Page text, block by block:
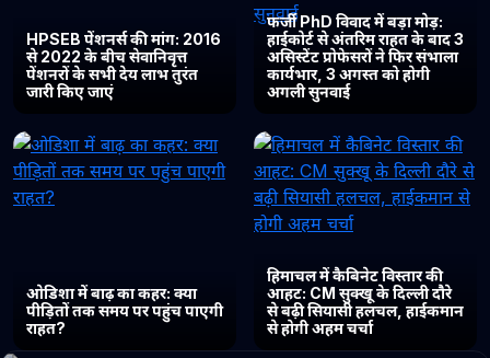
HPSEB पेंशनर्स की मांग: 2016
से 2022 के बीच सेवानिवृत्त
पेंशनरों के सभी देय लाभ तुरंत
जारी किए जाएं
फर्जी PhD विवाद में बड़ा मोड़:
हाईकोर्ट से अंतरिम राहत के बाद 3
असिस्टेंट प्रोफेसरों ने फिर संभाला
कार्यभार, 3 अगस्त को होगी
अगली सुनवाई
ओडिशा में बाढ़ का कहर: क्या
पीड़ितों तक समय पर पहुंच पाएगी
राहत?
हिमाचल में कैबिनेट विस्तार की
आहट: CM सुक्खू के दिल्ली दौरे
से बढ़ी सियासी हलचल, हाईकमान
से होगी अहम चर्चा